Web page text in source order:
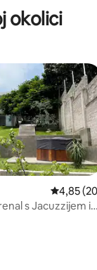
okolici
4,85
s Jacuzzijem i